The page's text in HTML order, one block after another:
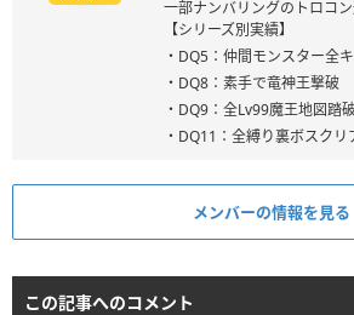
一部ナンバリングのトロコ
【シリーズ別実績】
・DQ5：仲間モンスター全
・DQ8：素手で竜神王撃破
・DQ9：全Lv99魔王地図踏
・DQ11：全縛り裏ボスクリ
メンバーの情報を見る
この記事へのコメント